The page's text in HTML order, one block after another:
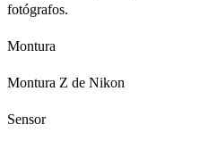
fotógrafos.
Montura
Montura Z de Nikon
Sensor